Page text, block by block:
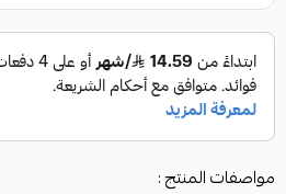
مواصفات المنتج :